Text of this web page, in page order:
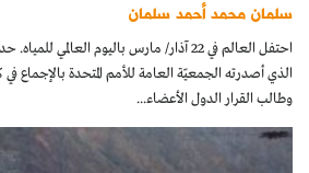
سلمان محمد أحمد سلمان
احتفل العالم في 22 آذار/ مارس باليوم العالمي
وطالب القرار الدول الأعضاء...